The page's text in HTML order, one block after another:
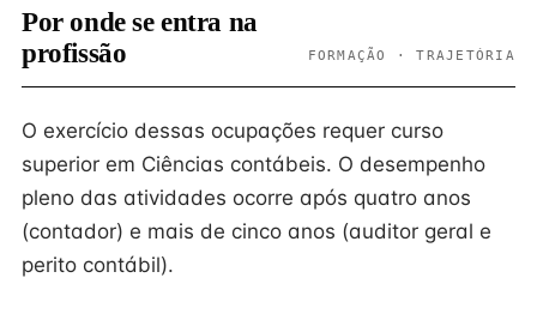
Por onde se entra na
profissão
FORMAÇÃO · TRAJETÓRIA
O exercício dessas ocupações requer curso
superior em Ciências contábeis. O desempenho
pleno das atividades ocorre após quatro anos
(contador) e mais de cinco anos (auditor geral e
perito contábil).